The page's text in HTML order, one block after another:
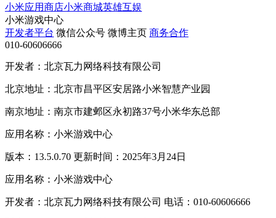
小米应用商店小米商城英雄互娱
小米游戏中心
开发者平台 微信公众号 微博主页 商务合作
010-60606666
开发者：北京瓦力网络科技有限公司
北京地址：北京市昌平区安居路小米智慧产业园
南京地址：南京市建邺区永初路37号小米华东总部
应用名称：小米游戏中心
版本：13.5.0.70 更新时间：2025年3月24日
应用名称：小米游戏中心
开发者：北京瓦力网络科技有限公司 电话：010-60606666